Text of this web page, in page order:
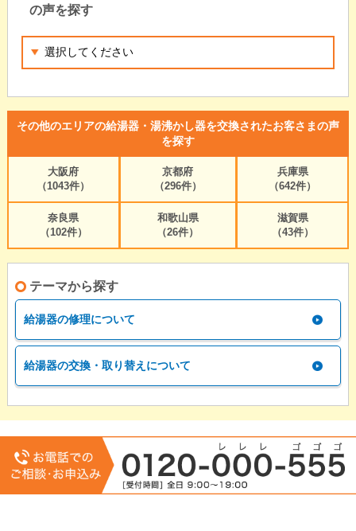
の声を探す
その他のエリアの給湯器・湯沸かし器を交換されたお客さまの声
を探す
大阪府
（1043件）
京都府
（296件）
兵庫県
（642件）
奈良県
（102件）
和歌山県
（26件）
滋賀県
（43件）
テーマから探す
給湯器の修理について
給湯器の交換・取り替えについて